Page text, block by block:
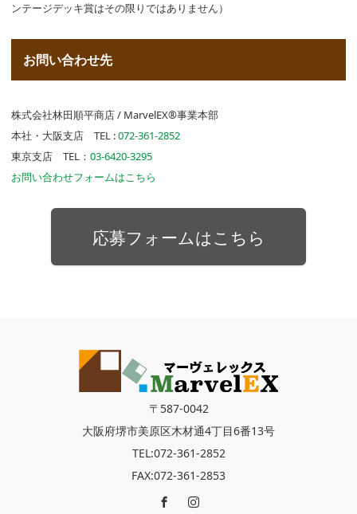
ンテージデッキ賞はその限りではありません）
お問い合わせ先
株式会社林田順平商店 / MarvelEX®事業本部
本社・大阪支店 TEL :072-361-2852
東京支店 TEL： 03-6420-3295
お問い合わせフォームはこちら
応募フォームはこちら
〒587-0042
大阪府堺市美原区木材通4丁目6番13号
TEL:072-361-2852
FAX:072-361-2853